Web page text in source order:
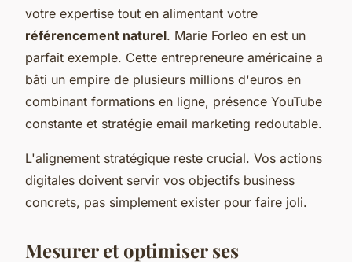
votre expertise tout en alimentant votre
référencement naturel. Marie Forleo en est un
parfait exemple. Cette entrepreneure américaine a
bâti un empire de plusieurs millions d'euros en
combinant formations en ligne, présence YouTube
constante et stratégie email marketing redoutable.
L'alignement stratégique reste crucial. Vos actions
digitales doivent servir vos objectifs business
concrets, pas simplement exister pour faire joli.
Mesurer et optimiser ses